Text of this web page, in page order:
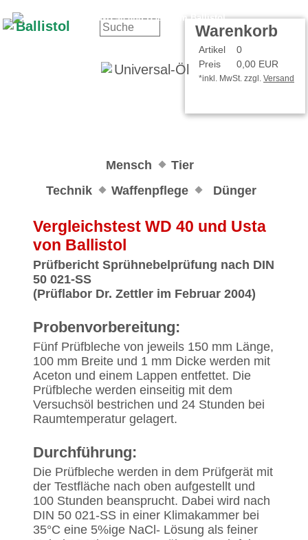
Warenkorb
Artikel
0
Preis
0,00 EUR
*inkl. MwSt. zzgl. Versand
Mensch
Tier
Technik
Waffenpflege Dünger
Vergleichstest WD 40 und Usta
von Ballistol
Prüfbericht Sprühnebelprüfung nach DIN
50 021-SS
(Prüflabor Dr. Zettler im Februar 2004)
Probenvorbereitung:
Fünf Prüfbleche von jeweils 150 mm Länge,
100 mm Breite und 1 mm Dicke werden mit
Aceton und einem Lappen entfettet. Die
Prüfbleche werden einseitig mit dem
Versuchsöl bestrichen und 24 Stunden bei
Raumtemperatur gelagert.
Durchführung:
Die Prüfbleche werden in dem Prüfgerät mit
der Testfläche nach oben aufgestellt und
100 Stunden beansprucht. Dabei wird nach
DIN 50 021-SS in einer Klimakammer bei
35°C eine 5%ige NaCl- Lösung als feiner